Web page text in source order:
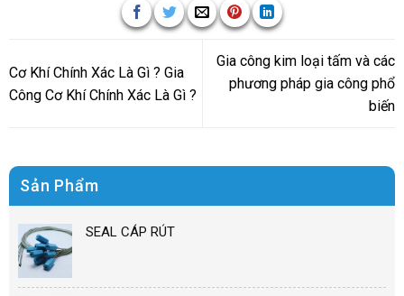
Cơ Khí Chính Xác Là Gì ? Gia
Công Cơ Khí Chính Xác Là Gì ?
Gia công kim loại tấm và các
phương pháp gia công phổ
biến
Sản Phẩm
SEAL CÁP RÚT